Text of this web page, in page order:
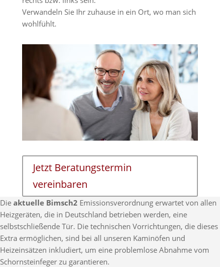
Verwandeln Sie Ihr zuhause in ein Ort, wo man sich
wohlfühlt.
Jetzt Beratungstermin
vereinbaren
Die aktuelle Bimsch2 Emissionsverordnung erwartet von allen
Heizgeräten, die in Deutschland betrieben werden, eine
selbstschließende Tür. Die technischen Vorrichtungen, die dieses
Extra ermöglichen, sind bei all unseren Kaminöfen und
Heizeinsätzen inkludiert, um eine problemlose Abnahme vom
Schornsteinfeger zu garantieren.